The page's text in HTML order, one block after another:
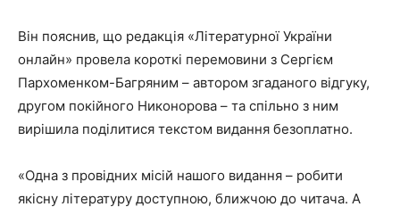
Він пояснив, що редакція «Літературної України
онлайн» провела короткі перемовини з Сергієм
Пархоменком-Багряним – автором згаданого відгуку,
другом покійного Никонорова – та спільно з ним
вирішила поділитися текстом видання безоплатно.
«Одна з провідних місій нашого видання – робити
якісну літературу доступною, ближчою до читача. А